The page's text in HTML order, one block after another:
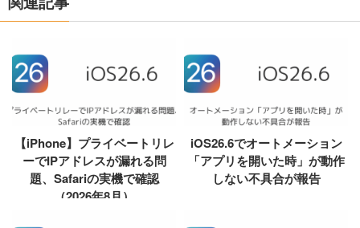
【iPhone】プライベートリレ
ーでIPアドレスが漏れる問
題、Safariの実機で確認
（2026年8月）
iOS26.6でオートメーション
「アプリを開いた時」が動作
しない不具合が報告